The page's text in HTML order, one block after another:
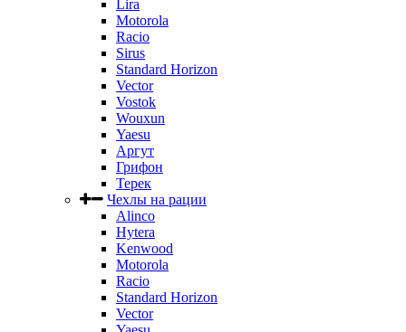
Lira
Motorola
Racio
Sirus
Standard Horizon
Vector
Vostok
Wouxun
Yaesu
Аргут
Грифон
Терек
Чехлы на рации
Alinco
Hytera
Kenwood
Motorola
Racio
Standard Horizon
Vector